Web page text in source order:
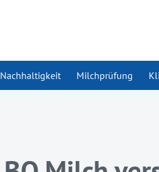
Nachhaltigkeit Milchprüfung